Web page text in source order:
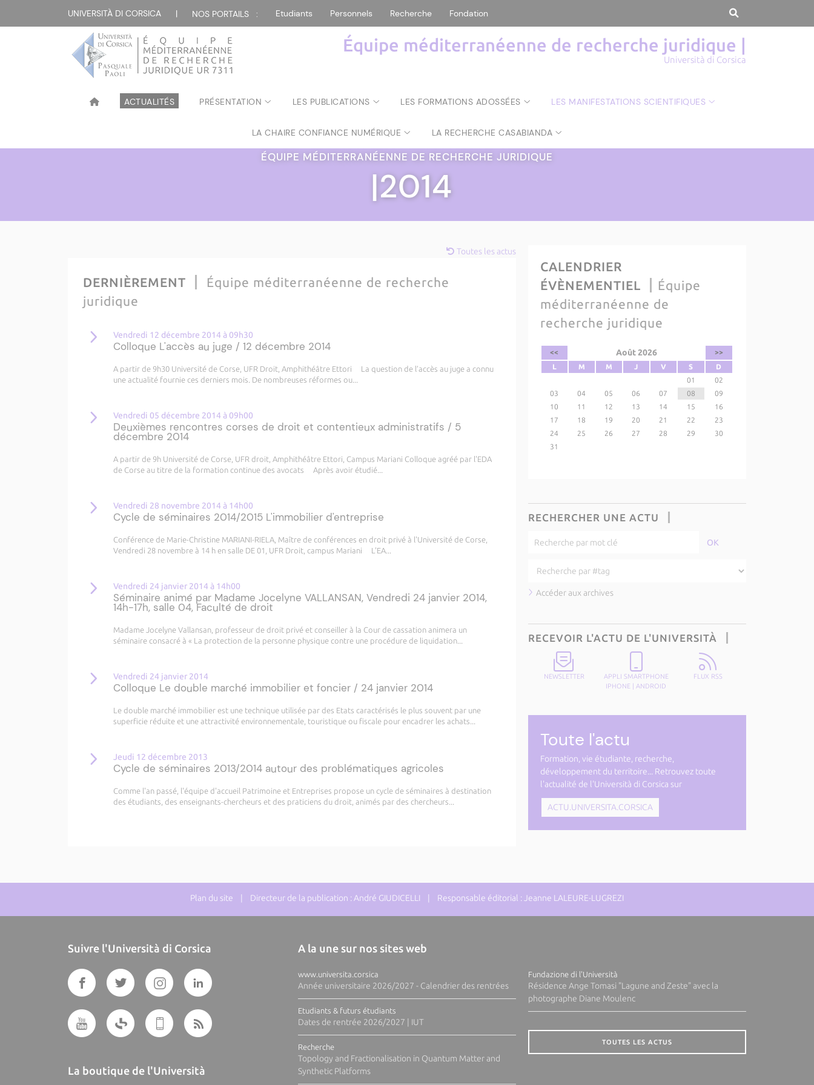
UNIVERSITÀ DI CORSICA | NOS PORTAILS : Etudiants Personnels Recherche Fondation
Équipe méditerranéenne de recherche juridique |
Università di Corsica
ACTUALITÉS PRÉSENTATION LES PUBLICATIONS LES FORMATIONS ADOSSÉES LES MANIFESTATIONS SCIENTIFIQUES
LA CHAIRE CONFIANCE NUMÉRIQUE LA RECHERCHE CASABIANDA
ÉQUIPE MÉDITERRANÉENNE DE RECHERCHE JURIDIQUE
|2014
Toutes les actus
DERNIÈREMENT
Équipe méditerranéenne de recherche
juridique
Vendredi 12 décembre 2014 à 09h30
Colloque L'accès au juge / 12 décembre 2014
A partir de 9h30 Université de Corse, UFR Droit, Amphithéâtre Ettori La question de l’accès au juge a connu
une actualité fournie ces derniers mois. De nombreuses réformes ou...
Vendredi 05 décembre 2014 à 09h00
Deuxièmes rencontres corses de droit et contentieux administratifs / 5
décembre 2014
A partir de 9h Université de Corse, UFR droit, Amphithéâtre Ettori, Campus Mariani Colloque agréé par l'EDA
de Corse au titre de la formation continue des avocats Après avoir étudié...
Vendredi 28 novembre 2014 à 14h00
Cycle de séminaires 2014/2015 L'immobilier d'entreprise
Conférence de Marie-Christine MARIANI-RIELA, Maître de conférences en droit privé à l'Université de Corse,
Vendredi 28 novembre à 14 h en salle DE 01, UFR Droit, campus Mariani L'EA...
Vendredi 24 janvier 2014 à 14h00
Séminaire animé par Madame Jocelyne VALLANSAN, Vendredi 24 janvier 2014,
14h-17h, salle 04, Faculté de droit
Madame Jocelyne Vallansan, professeur de droit privé et conseiller à la Cour de cassation animera un
séminaire consacré à « La protection de la personne physique contre une procédure de liquidation...
Vendredi 24 janvier 2014
Colloque Le double marché immobilier et foncier / 24 janvier 2014
Le double marché immobilier est une technique utilisée par des Etats caractérisés le plus souvent par une
superficie réduite et une attractivité environnementale, touristique ou fiscale pour encadrer les achats...
Jeudi 12 décembre 2013
Cycle de séminaires 2013/2014 autour des problématiques agricoles
Comme l'an passé, l'équipe d'accueil Patrimoine et Entreprises propose un cycle de séminaires à destination
des étudiants, des enseignants-chercheurs et des praticiens du droit, animés par des chercheurs...
CALENDRIER
ÉVÈNEMENTIEL
Équipe
méditerranéenne de
recherche juridique
<< Août 2026
>>
L
M M J V S
D
01
02
03
04 05 06 07 08
09
10
11 12 13 14 15
16
17
18 19 20 21 22
23
24
25 26 27 28 29
30
31
RECHERCHER UNE ACTU
Accéder aux archives
RECEVOIR L'ACTU DE L'UNIVERSITÀ
NEWSLETTER
APPLI SMARTPHONE
IPHONE
ANDROID
FLUX RSS
Toute l'actu
Formation, vie étudiante, recherche,
développement du territoire... Retrouvez toute
l'actualité de l'Università di Corsica sur
ACTU.UNIVERSITA.CORSICA
Plan du site | Directeur de la publication : André GIUDICELLI | Responsable éditorial : Jeanne LALEURE-LUGREZI
Suivre l'Università di Corsica
La boutique de l'Università
A la une sur nos sites web
www.universita.corsica
Année universitaire 2026/2027 - Calendrier des rentrées
Etudiants & futurs étudiants
Dates de rentrée 2026/2027 | IUT
Recherche
Topology and Fractionalisation in Quantum Matter and
Synthetic Platforms
Fundazione di l'Università
Résidence Ange Tomasi "Lagune and Zeste" avec la
photographe Diane Moulenc
TOUTES LES ACTUS